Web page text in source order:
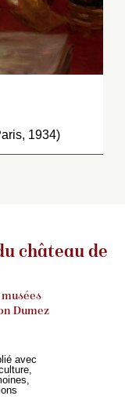
1934)
château de
Dumez
avec